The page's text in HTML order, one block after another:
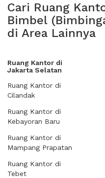
Cari Ruang
Bimbel
di Area Lainnya
Ruang Kantor di
Jakarta Selatan
Ruang Kantor di
Cilandak
Ruang Kantor di
Kebayoran Baru
Ruang Kantor di
Mampang Prapatan
Ruang Kantor di
Tebet